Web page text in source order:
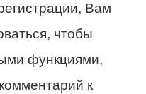
Вам
чтобы
функциями,
к